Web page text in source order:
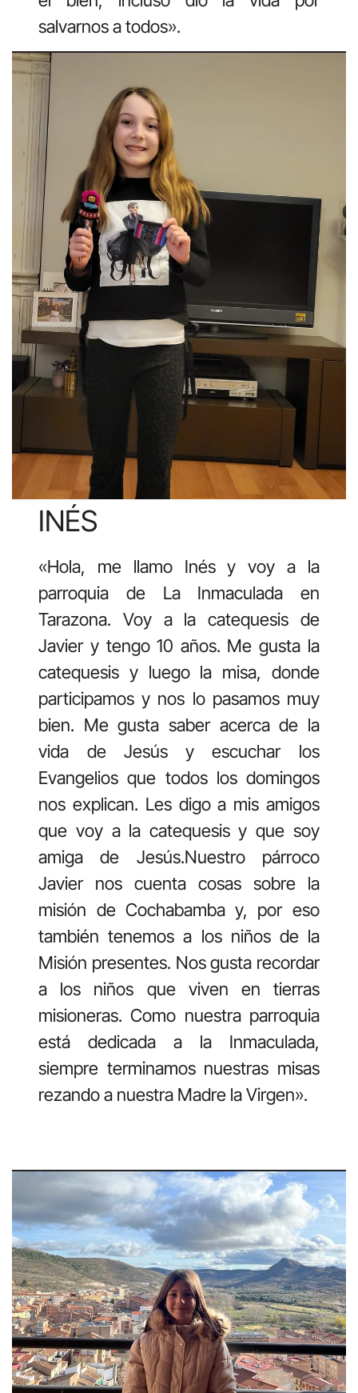
salvarnos a todos».
INÉS
«Hola, me llamo Inés y voy a la
parroquia de La Inmaculada en
Tarazona. Voy a la catequesis de
Javier y tengo 10 años. Me gusta la
catequesis y luego la misa, donde
participamos y nos lo pasamos muy
bien. Me gusta saber acerca de la
vida de Jesús y escuchar los
Evangelios que todos los domingos
nos explican. Les digo a mis amigos
que voy a la catequesis y que soy
amiga de Jesús.Nuestro párroco
Javier nos cuenta cosas sobre la
misión de Cochabamba y, por eso
también tenemos a los niños de la
Misión presentes. Nos gusta recordar
a los niños que viven en tierras
misioneras. Como nuestra parroquia
está dedicada a la Inmaculada,
siempre terminamos nuestras misas
rezando a nuestra Madre la Virgen».